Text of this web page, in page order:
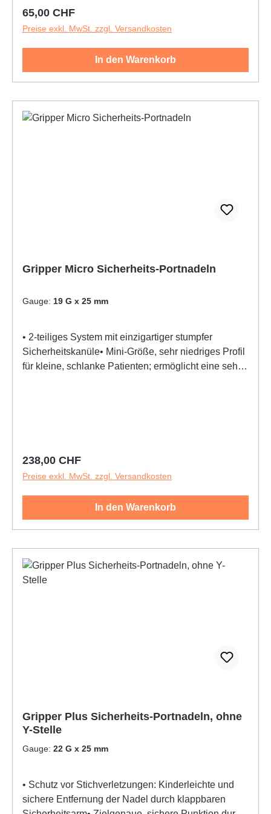
Regulärer Preis:
65,00 CHF
Preise exkl. MwSt. zzgl. Versandkosten
In den Warenkorb
Gripper Micro Sicherheits-Portnadeln
Gauge: 19 G x 25 mm
• 2-teiliges System mit einzigartiger stumpfer
Sicherheitskanüle• Mini-Größe, sehr niedriges Profil
für kleine, schlanke Patienten; ermöglicht eine sehr
Regulärer Preis:
238,00 CHF
Preise exkl. MwSt. zzgl. Versandkosten
In den Warenkorb
Gripper Plus Sicherheits-Portnadeln, ohne
Y-Stelle
Gauge: 22 G x 25 mm
• Schutz vor Stichverletzungen: Kinderleichte und
sichere Entfernung der Nadel durch klappbaren